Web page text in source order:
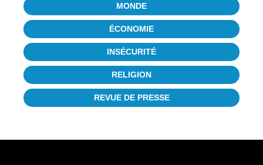
MONDE
ÉCONOMIE
INSÉCURITÉ
RELIGION
REVUE DE PRESSE